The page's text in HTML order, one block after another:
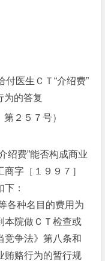
医生ＣＴ“介绍费”
为的答复
２５７号）
费”能否构成商业
字［１９９７］
：
各种名目的费用为
本院做ＣＴ检查或
竞争法》第八条和
贿赂行为的暂行规